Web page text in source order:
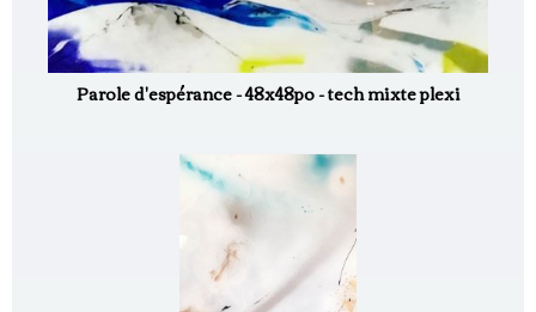
Parole d'espérance - 48x48po - tech mixte plexi